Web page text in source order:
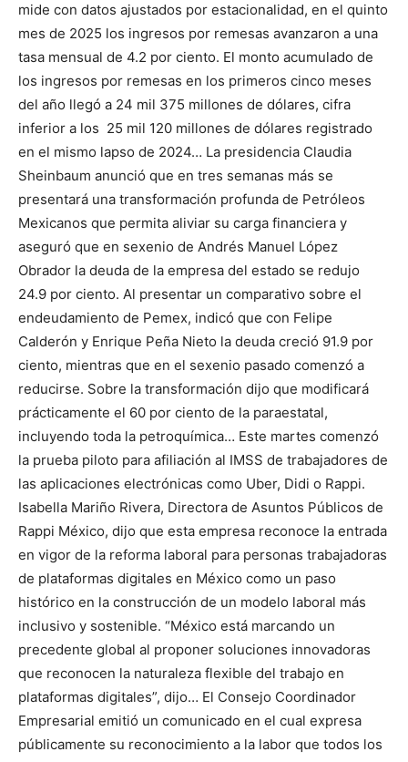
mide con datos ajustados por estacionalidad, en el quinto
mes de 2025 los ingresos por remesas avanzaron a una
tasa mensual de 4.2 por ciento. El monto acumulado de
los ingresos por remesas en los primeros cinco meses
del año llegó a 24 mil 375 millones de dólares, cifra
inferior a los 25 mil 120 millones de dólares registrado
en el mismo lapso de 2024… La presidencia Claudia
Sheinbaum anunció que en tres semanas más se
presentará una transformación profunda de Petróleos
Mexicanos que permita aliviar su carga financiera y
aseguró que en sexenio de Andrés Manuel López
Obrador la deuda de la empresa del estado se redujo
24.9 por ciento. Al presentar un comparativo sobre el
endeudamiento de Pemex, indicó que con Felipe
Calderón y Enrique Peña Nieto la deuda creció 91.9 por
ciento, mientras que en el sexenio pasado comenzó a
reducirse. Sobre la transformación dijo que modificará
prácticamente el 60 por ciento de la paraestatal,
incluyendo toda la petroquímica… Este martes comenzó
la prueba piloto para afiliación al IMSS de trabajadores de
las aplicaciones electrónicas como Uber, Didi o Rappi.
Isabella Mariño Rivera, Directora de Asuntos Públicos de
Rappi México, dijo que esta empresa reconoce la entrada
en vigor de la reforma laboral para personas trabajadoras
de plataformas digitales en México como un paso
histórico en la construcción de un modelo laboral más
inclusivo y sostenible. “México está marcando un
precedente global al proponer soluciones innovadoras
que reconocen la naturaleza flexible del trabajo en
plataformas digitales”, dijo… El Consejo Coordinador
Empresarial emitió un comunicado en el cual expresa
públicamente su reconocimiento a la labor que todos los